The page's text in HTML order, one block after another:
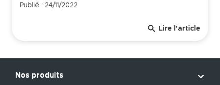
Publié : 24/11/2022
search Lire l'article
Nos produits 